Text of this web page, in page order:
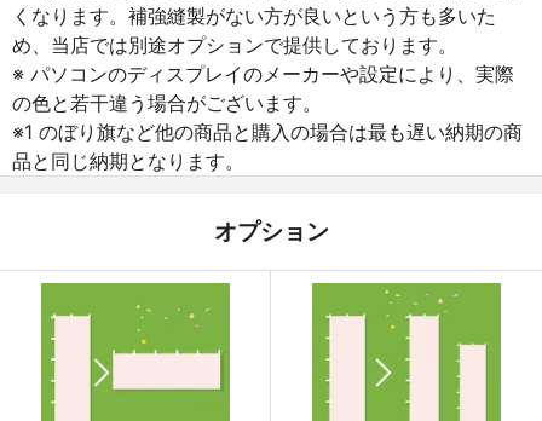
くなります。補強縫製がない方が良いという方も多いた
め、当店では別途オプションで提供しております。
※ パソコンのディスプレイのメーカーや設定により、実際
の色と若干違う場合がございます。
※1 のぼり旗など他の商品と購入の場合は最も遅い納期の商
品と同じ納期となります。
オプション